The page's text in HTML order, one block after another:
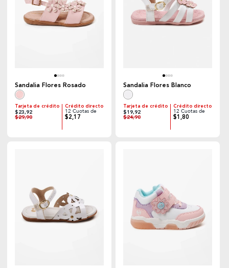
Sandalia Flores Rosado
Tarjeta de crédito
$23,92
$29,90
Crédito directo
12 Cuotas de
$2,17
Sandalia Flores Blanco
Tarjeta de crédito
$19,92
$24,90
Crédito directo
12 Cuotas de
$1,80